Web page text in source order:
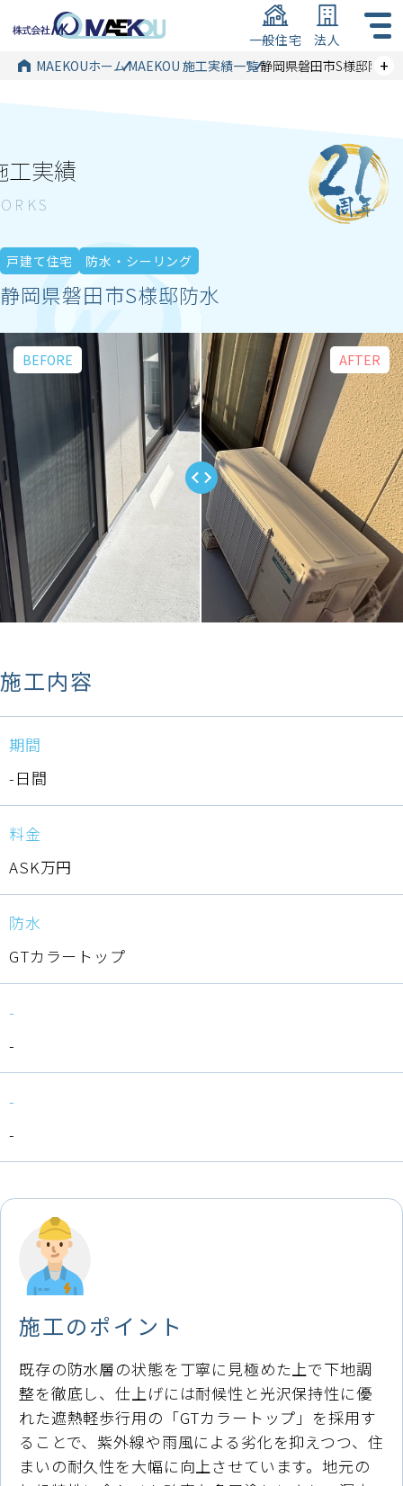
一般住宅 法人
+
MAEKOUホームMAEKOU 施工実績一覧静岡県磐田市S様邸防水
工実績
戸建て住宅 防水・シーリング
静岡県磐田市S様邸防水
施工内容
期間
-日間
料金
ASK万円
防水
GTカラートップ
-
-
-
-
施工のポイント
既存の防水層の状態を丁寧に見極めた上で下地調
整を徹底し、仕上げには耐候性と光沢保持性に優
れた遮熱軽歩行用の「GTカラートップ」を採用す
ることで、紫外線や雨風による劣化を抑えつつ、住
まいの耐久性を大幅に向上させています。地元の